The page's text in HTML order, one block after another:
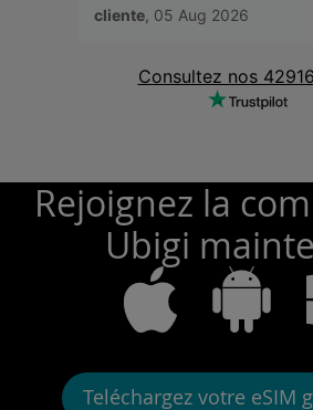
cliente , 05 Aug 2026
Consultez nos
Rejoignez la
Ubigi
Teléchargez votre